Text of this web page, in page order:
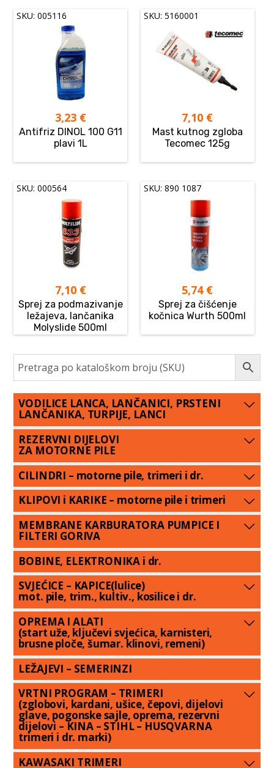
SKU: 005116
3,23 €
Antifriz DINOL 100 G11
plavi 1L
SKU: 5160001
7,10 €
Mast kutnog zgloba
Tecomec 125g
SKU: 000564
7,10 €
Sprej za podmazivanje
ležajeva, lančanika
Molyslide 500ml
SKU: 890 1087
5,74 €
Sprej za čišćenje
kočnica Wurth 500ml
VODILICE LANCA, LANČANICI, PRSTENI
LANČANIKA, TURPIJE, LANCI
REZERVNI DIJELOVI
ZA MOTORNE PILE
CILINDRI – motorne pile, trimeri i dr.
KLIPOVI i KARIKE – motorne pile i trimeri
MEMBRANE KARBURATORA PUMPICE I
FILTERI GORIVA
BOBINE, ELEKTRONIKA i dr.
SVJEĆICE – KAPICE(lulice)
mot. pile, trim., kultiv., kosilice i dr.
OPREMA I ALATI
(start uže, ključevi svjećica, karnisteri,
brusne ploče, šumar. klinovi, remeni)
LEŽAJEVI – SEMERINZI
VRTNI PROGRAM – TRIMERI
(zglobovi, kardani, ušice, čepovi, dijelovi
glave, pogonske sajle, oprema, rezervni
dijelovi – KINA – STIHL – HUSQVARNA
trimeri i dr. marki)
KAWASAKI TRIMERI